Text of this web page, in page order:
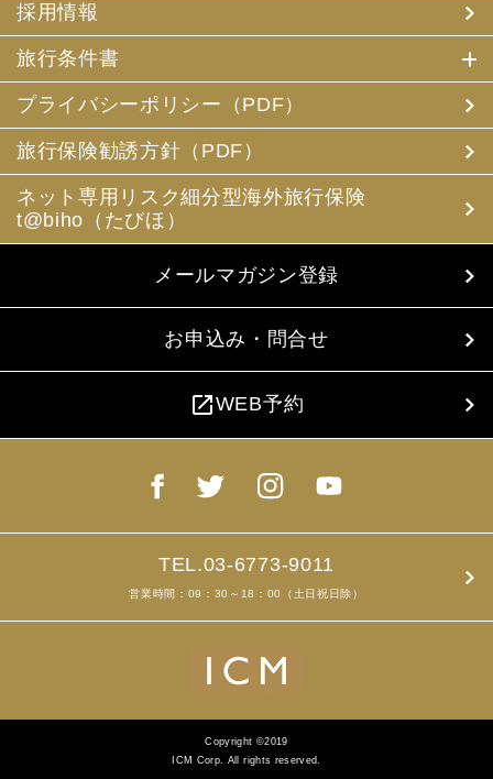
採用情報
旅行条件書
プライバシーポリシー（PDF）
旅行保険勧誘方針（PDF）
ネット専用リスク細分型海外旅行保険
t@biho（たびほ）
メールマガジン登録
お申込み・問合せ
open_in_newWEB予約
TEL.03-6773-9011
営業時間：09：30～18：00（土日祝日除）
Copyright ©2019
ICM Corp. All rights reserved.